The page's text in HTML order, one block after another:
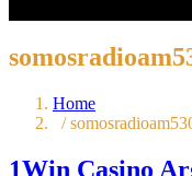
Home
/
1Win Casino